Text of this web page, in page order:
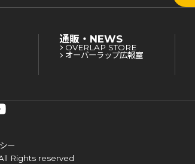
通販・NEWS
OVERLAP STORE
オーバーラップ広報室
ー
Rights reserved